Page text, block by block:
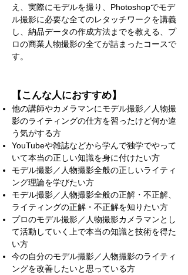
え、実際にモデルを撮り、Photoshopでモデ
ル撮影に必要な全てのレタッチワークを講義
し、納品データの作成方法までを教える、プ
ロの商業人物撮影の全てが詰まったコースで
す。
【こんな人におすすめ】
他の講師やカメラマンにモデル撮影／人物撮
影のライティングの仕方を習ったけど何か違
う気がする方
YouTubeや雑誌などから学んで独学でやって
いて本当の正しい知識を身に付けたい方
モデル撮影／人物撮影全般の正しいライティ
ング理論を学びたい方
モデル撮影／人物撮影全般の正解・不正解、
ライティングの正解・不正解を知りたい方
プロのモデル撮影／人物撮影カメラマンとし
て活動していく上で本当の知識と技術を得た
い方
今の自分のモデル撮影／人物撮影のライティ
ングを改善したいと思っている方